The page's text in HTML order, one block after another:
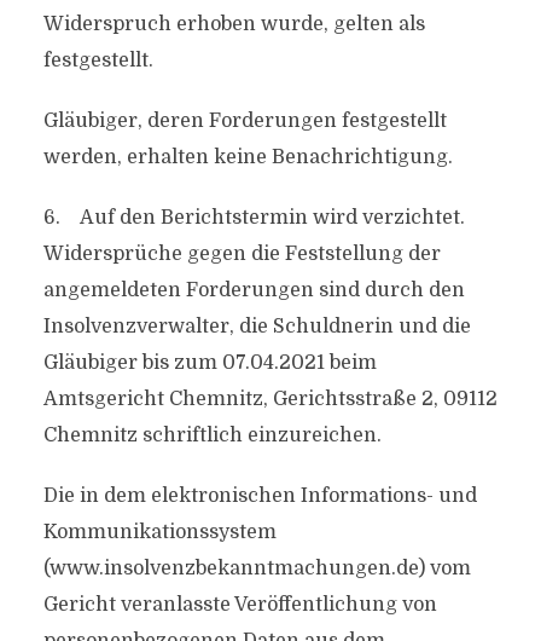
Widerspruch erhoben wurde, gelten als
festgestellt.
Gläubiger, deren Forderungen festgestellt
werden, erhalten keine Benachrichtigung.
6. Auf den Berichtstermin wird verzichtet.
Widersprüche gegen die Feststellung der
angemeldeten Forderungen sind durch den
Insolvenzverwalter, die Schuldnerin und die
Gläubiger bis zum 07.04.2021 beim
Amtsgericht Chemnitz, Gerichtsstraße 2, 09112
Chemnitz schriftlich einzureichen.
Die in dem elektronischen Informations- und
Kommunikationssystem
(www.insolvenzbekanntmachungen.de) vom
Gericht veranlasste Veröffentlichung von